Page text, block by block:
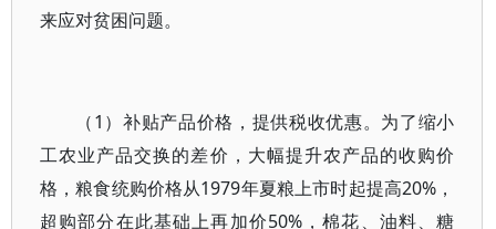
来应对贫困问题。
（1）补贴产品价格，提供税收优惠。为了缩小
工农业产品交换的差价，大幅提升农产品的收购价
格，粮食统购价格从1979年夏粮上市时起提高20%，
超购部分在此基础上再加价50%，棉花、油料、糖